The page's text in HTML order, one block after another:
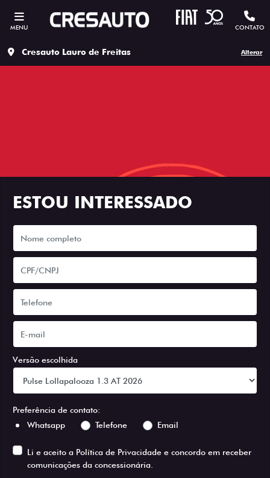
MENU CONTATO
Cresauto Lauro de Freitas Alterar
ESTOU INTERESSADO
Versão escolhida
Preferência de contato:
Whatsapp
Telefone Email
Li e aceito a Política de Privacidade e concordo em receber
comunicações da concessionária.